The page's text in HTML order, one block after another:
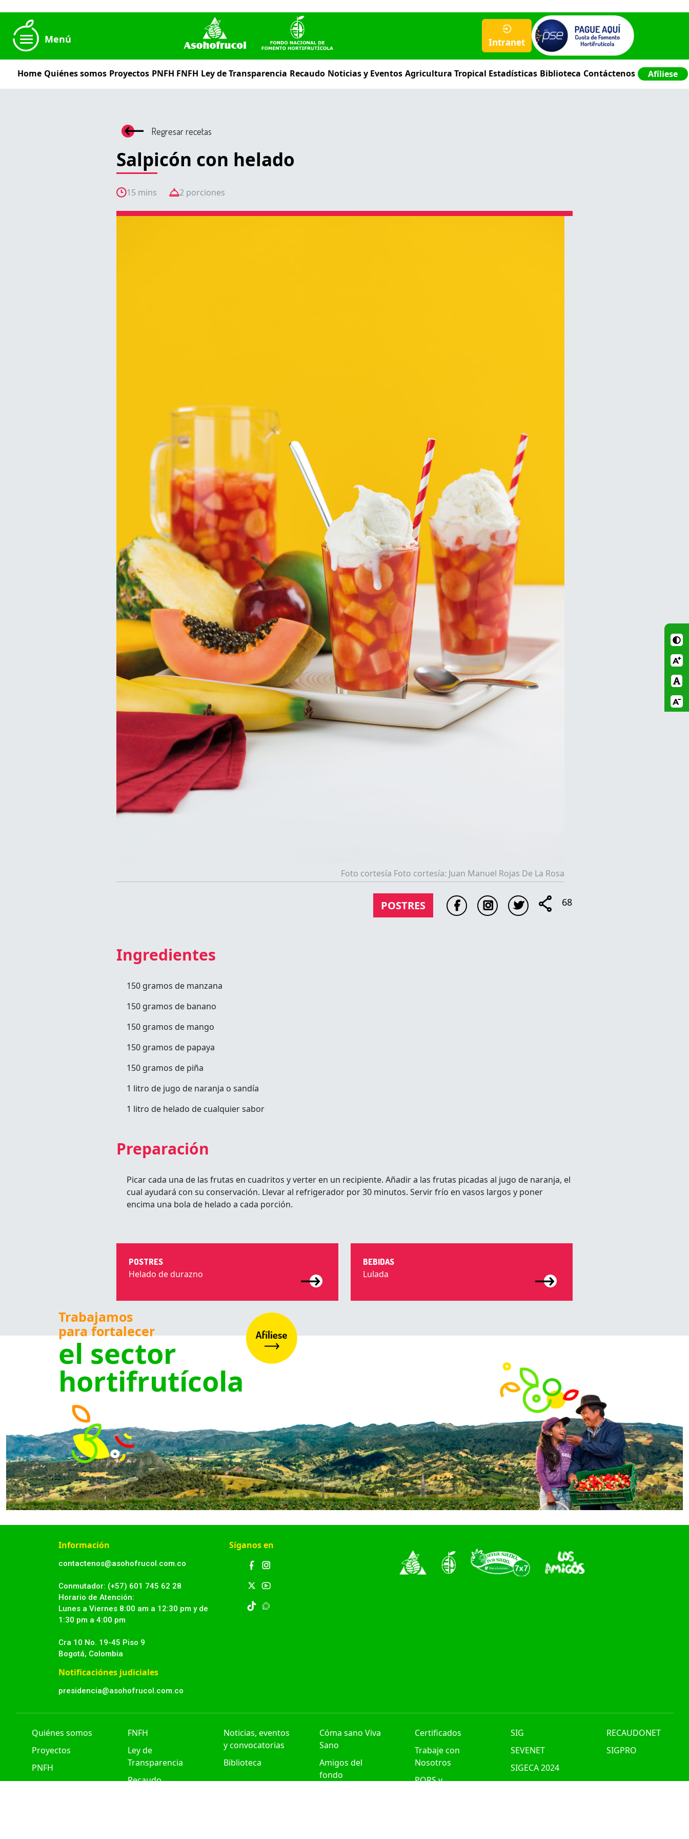
Menú Intranet
Home Quiénes somos Proyectos PNFH FNFH Ley de Transparencia Recaudo Noticias y Eventos Agricultura Tropical Estadísticas Biblioteca Contáctenos Afíliese
Regresar recetas
Salpicón con helado
15 mins 2 porciones
Foto cortesía Foto cortesía: Juan Manuel Rojas De La Rosa
POSTRES 68
Ingredientes
150gramos de manzana
150 gramos de banano
150 gramos de mango
150 gramos de papaya
150 gramos de piña
1 litro de jugo de naranja o sandía
1 litro de helado de cualquier sabor
Preparación
Picar cada una de las frutas en cuadritos y verter en un recipiente. Añadir a las frutas picadas al jugo de naranja, el
cual ayudará con su conservación. Llevar al refrigerador por 30 minutos. Servir frío en vasos largos y poner
encima una bola de helado a cada porción.
POSTRES
Helado de durazno
BEBIDAS
Lulada
Trabajamos
para fortalecer
el sector
hortifrutícola
Información
contactenos@asohofrucol.com.co
Conmutador: (+57) 601 745 62 28
Horario de Atención:
Lunes a Viernes 8:00 am a 12:30 pm y de
1:30 pm a 4:00 pm
Cra 10 No. 19-45 Piso 9
Bogotá, Colombia
Notificaciónes judiciales
presidencia@asohofrucol.com.co
Síganos en
Quiénes somos
Proyectos
PNFH
FNFH
Ley de
Transparencia
Recaudo
Noticias, eventos
y convocatorias
Biblioteca
Cóma sano Viva
Sano
Amigos del
fondo
Certificados
Trabaje con
Nosotros
PQRS y
SIG
SEVENET
SIGECA 2024
RECAUDONET
SIGPRO